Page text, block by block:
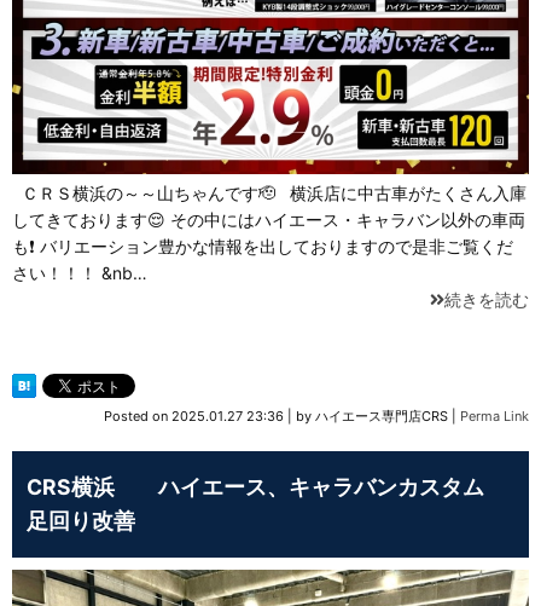
ＣＲＳ横浜の～～山ちゃんです🫡 横浜店に中古車がたくさん入庫
してきております😌 その中にはハイエース・キャラバン以外の車両
も❗ バリエーション豊かな情報を出しておりますので是非ご覧くだ
さい！！！ &nb…
続きを読む
Posted on 2025.01.27 23:36 by ハイエース専門店CRS Perma Link
CRS横浜 ハイエース、キャラバンカスタム
足回り改善